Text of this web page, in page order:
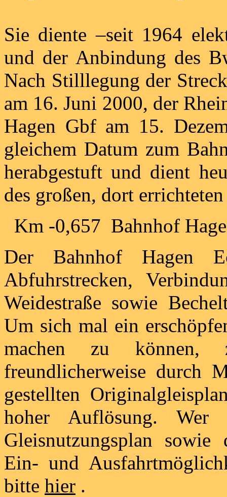
Sie diente –seit 1964
und der Anbindung des
Nach Stilllegung der
am 16. Juni 2000, der
Hagen Gbf am 15.
gleichem Datum zum
herabgestuft und dient
des großen, dort
Km -0,657 Bahnhof
Der Bahnhof Hagen
Abfuhrstrecken,
Weidestraße sowie
Um sich mal ein
machen zu
freundlicherweise durch
gestellten
hoher Auflösung. Wer
Gleisnutzungsplan sowie
Ein- und
bitte hier .